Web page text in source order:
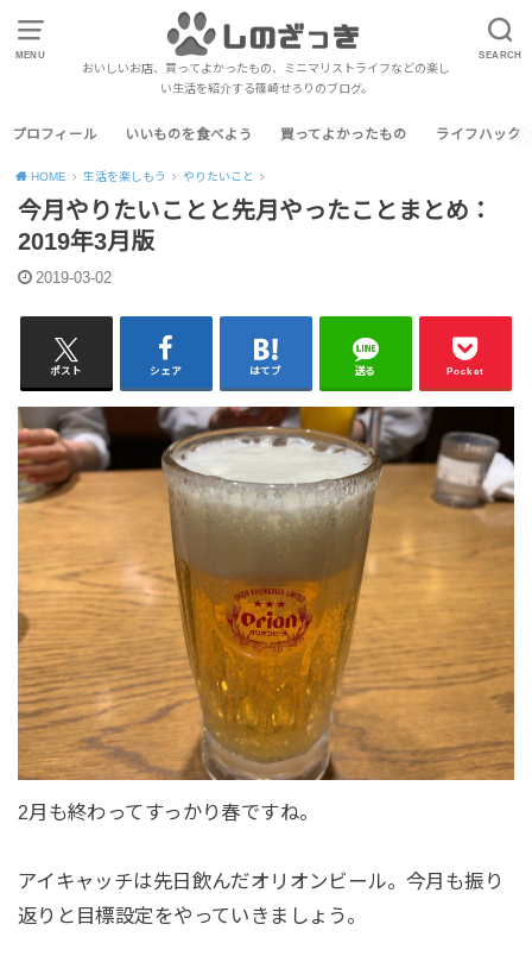
MENU SEARCH
おいしいお店、買ってよかったもの、ミニマリストライフなどの楽し
い生活を紹介する篠崎せろりのブログ。
プロフィール いいものを食べよう 買ってよかったもの ライフハック
HOME 生活を楽しもう やりたいこと
今月やりたいことと先月やったことまとめ：
2019年3月版
2019-03-02
ポスト シェア はてブ 送る Pocket
2月も終わってすっかり春ですね。
アイキャッチは先日飲んだオリオンビール。今月も振り
返りと目標設定をやっていきましょう。